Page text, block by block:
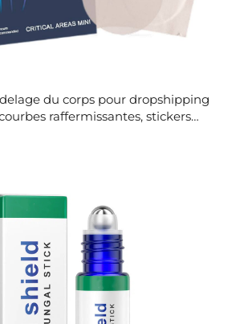
du corps pour dropshipping
raffermissantes, stickers